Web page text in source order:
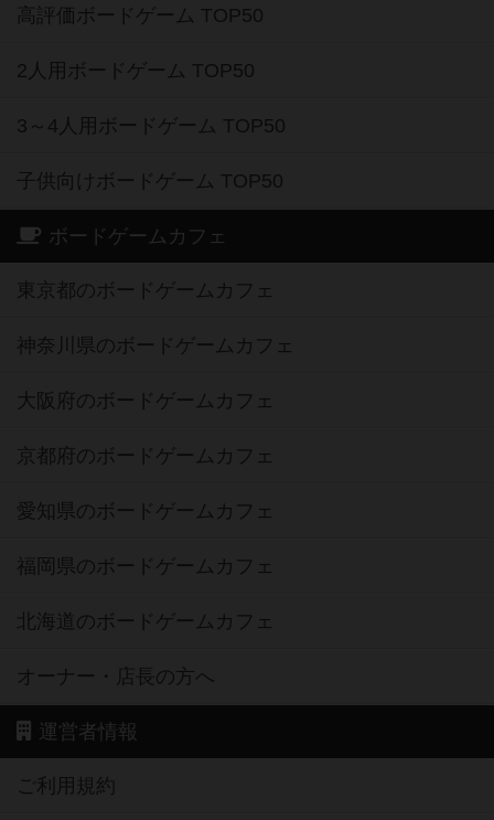
高評価ボードゲーム TOP50
2人用ボードゲーム TOP50
3～4人用ボードゲーム TOP50
子供向けボードゲーム TOP50
ボードゲームカフェ
東京都のボードゲームカフェ
神奈川県のボードゲームカフェ
大阪府のボードゲームカフェ
京都府のボードゲームカフェ
愛知県のボードゲームカフェ
福岡県のボードゲームカフェ
北海道のボードゲームカフェ
オーナー・店長の方へ
運営者情報
ご利用規約